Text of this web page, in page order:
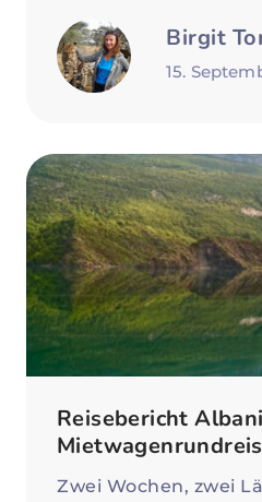
Birgit
15.
Reisebericht
Zwei Wochen, zwei